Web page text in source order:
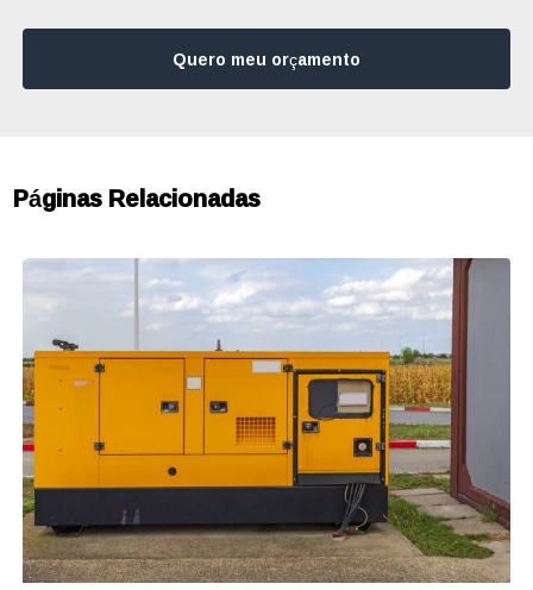
Quero meu orçamento
Páginas Relacionadas